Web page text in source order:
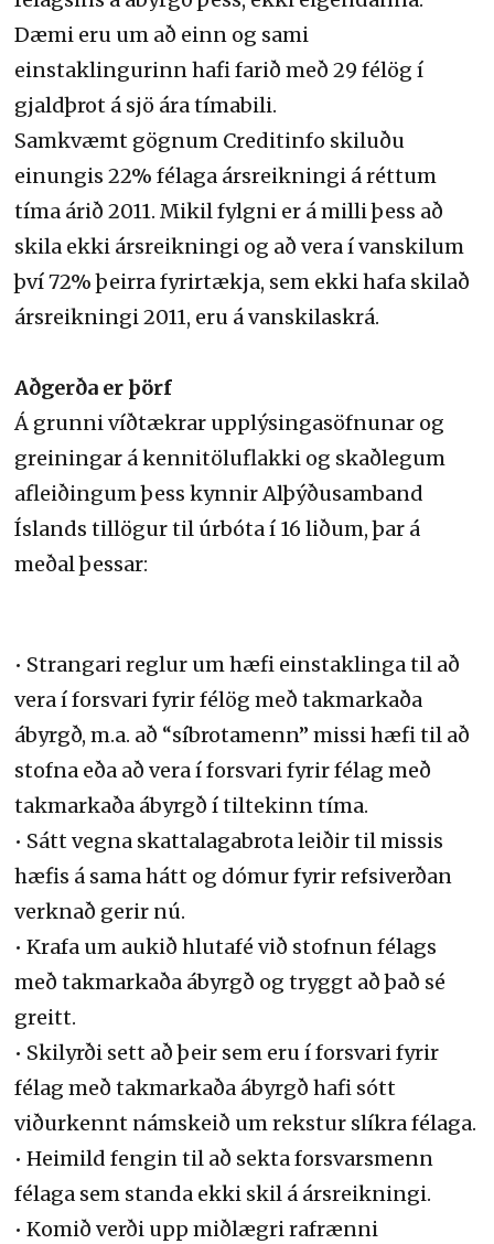
Dæmi eru um að einn og sami
einstaklingurinn hafi farið með 29 félög í
gjaldþrot á sjö ára tímabili.
Samkvæmt gögnum Creditinfo skiluðu
einungis 22% félaga ársreikningi á réttum
tíma árið 2011. Mikil fylgni er á milli þess að
skila ekki ársreikningi og að vera í vanskilum
því 72% þeirra fyrirtækja, sem ekki hafa skilað
ársreikningi 2011, eru á vanskilaskrá.
Aðgerða er þörf
Á grunni víðtækrar upplýsingasöfnunar og
greiningar á kennitöluflakki og skaðlegum
afleiðingum þess kynnir Alþýðusamband
Íslands tillögur til úrbóta í 16 liðum, þar á
meðal þessar:
• Strangari reglur um hæfi einstaklinga til að
vera í forsvari fyrir félög með takmarkaða
ábyrgð, m.a. að “síbrotamenn” missi hæfi til að
stofna eða að vera í forsvari fyrir félag með
takmarkaða ábyrgð í tiltekinn tíma.
• Sátt vegna skattalagabrota leiðir til missis
hæfis á sama hátt og dómur fyrir refsiverðan
verknað gerir nú.
• Krafa um aukið hlutafé við stofnun félags
með takmarkaða ábyrgð og tryggt að það sé
greitt.
• Skilyrði sett að þeir sem eru í forsvari fyrir
félag með takmarkaða ábyrgð hafi sótt
viðurkennt námskeið um rekstur slíkra félaga.
• Heimild fengin til að sekta forsvarsmenn
félaga sem standa ekki skil á ársreikningi.
• Komið verði upp miðlægri rafrænni